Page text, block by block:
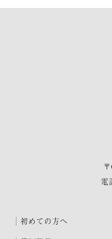
電
初めての方へ